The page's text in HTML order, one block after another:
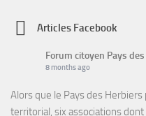
Articles Facebook
Forum citoyen Pays
8 months ago
Alors que le Pays des
territorial, six associations